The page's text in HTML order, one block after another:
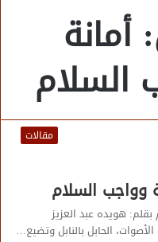
أمانة
السلام
مقالات
وواجب السلام
هويده عبد العزيز
الحابل بالنابل وتضيع…